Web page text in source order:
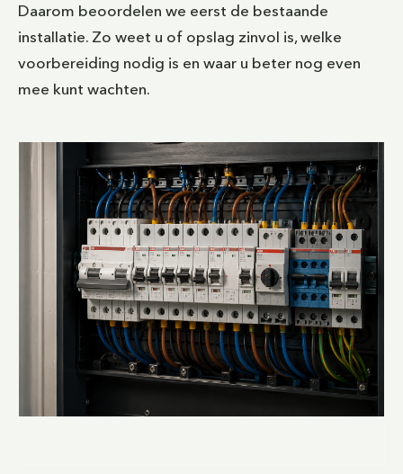
Daarom beoordelen we eerst de bestaande
installatie. Zo weet u of opslag zinvol is, welke
voorbereiding nodig is en waar u beter nog even
mee kunt wachten.